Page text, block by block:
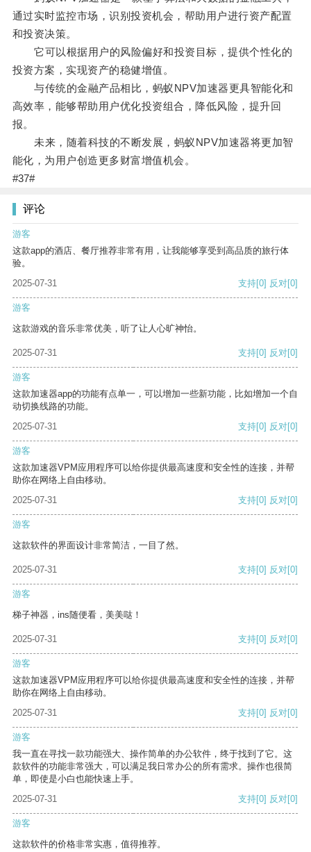
通过实时监控市场，识别投资机会，帮助用户进行资产配置
和投资决策。
它可以根据用户的风险偏好和投资目标，提供个性化的
投资方案，实现资产的稳健增值。
与传统的金融产品相比，蚂蚁NPV加速器更具智能化和
高效率，能够帮助用户优化投资组合，降低风险，提升回
报。
未来，随着科技的不断发展，蚂蚁NPV加速器将更加智
能化，为用户创造更多财富增值机会。
#37#
评论
游客
这款app的酒店、餐厅推荐非常有用，让我能够享受到高品质的旅行体
验。
2025-07-31
支持[0] 反对[0]
游客
这款游戏的音乐非常优美，听了让人心旷神怡。
2025-07-31 支持[0] 反对[0]
游客
这款加速器app的功能有点单一，可以增加一些新功能，比如增加一个自
动切换线路的功能。
2025-07-31
支持[0] 反对[0]
游客
这款加速器VPM应用程序可以给你提供最高速度和安全性的连接，并帮
助你在网络上自由移动。
2025-07-31
支持[0] 反对[0]
游客
这款软件的界面设计非常简洁，一目了然。
2025-07-31 支持[0] 反对[0]
游客
梯子神器，ins随便看，美美哒！
2025-07-31 支持[0] 反对[0]
游客
这款加速器VPM应用程序可以给你提供最高速度和安全性的连接，并帮
助你在网络上自由移动。
2025-07-31
支持[0] 反对[0]
游客
我一直在寻找一款功能强大、操作简单的办公软件，终于找到了它。这
款软件的功能非常强大，可以满足我日常办公的所有需求。操作也很简
单，即使是小白也能快速上手。
2025-07-31
支持[0] 反对[0]
游客
这款软件的价格非常实惠，值得推荐。